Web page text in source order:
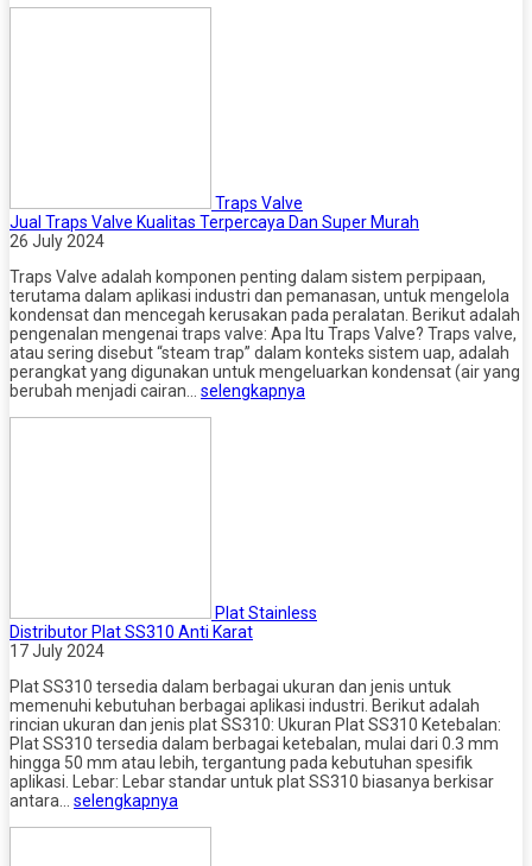
Traps Valve
Jual Traps Valve Kualitas Terpercaya Dan Super Murah
26 July 2024
Traps Valve adalah komponen penting dalam sistem perpipaan,
terutama dalam aplikasi industri dan pemanasan, untuk mengelola
kondensat dan mencegah kerusakan pada peralatan. Berikut adalah
pengenalan mengenai traps valve: Apa Itu Traps Valve? Traps valve,
atau sering disebut “steam trap” dalam konteks sistem uap, adalah
perangkat yang digunakan untuk mengeluarkan kondensat (air yang
berubah menjadi cairan… selengkapnya
Plat Stainless
Distributor Plat SS310 Anti Karat
17 July 2024
Plat SS310 tersedia dalam berbagai ukuran dan jenis untuk
memenuhi kebutuhan berbagai aplikasi industri. Berikut adalah
rincian ukuran dan jenis plat SS310: Ukuran Plat SS310 Ketebalan:
Plat SS310 tersedia dalam berbagai ketebalan, mulai dari 0.3 mm
hingga 50 mm atau lebih, tergantung pada kebutuhan spesifik
aplikasi. Lebar: Lebar standar untuk plat SS310 biasanya berkisar
antara… selengkapnya